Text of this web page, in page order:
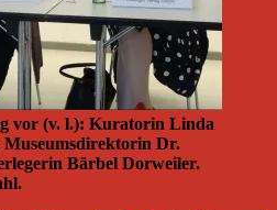
vor (v. l.): Kuratorin Linda
Museumsdirektorin Dr.
Bärbel Dorweiler.